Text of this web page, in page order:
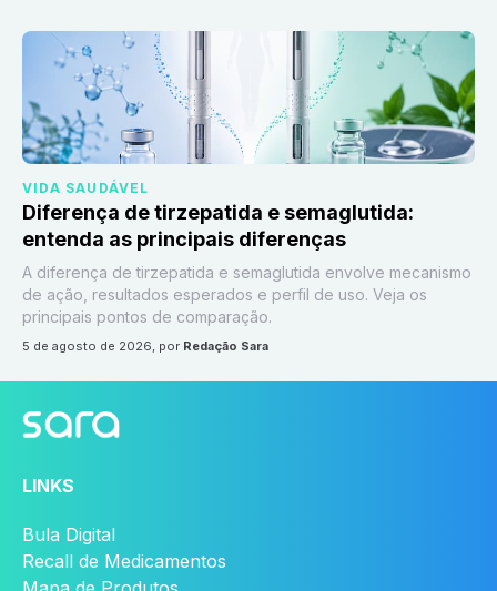
VIDA SAUDÁVEL
Diferença de tirzepatida e semaglutida:
entenda as principais diferenças
A diferença de tirzepatida e semaglutida envolve mecanismo
de ação, resultados esperados e perfil de uso. Veja os
principais pontos de comparação.
5 de agosto de 2026, por Redação Sara
LINKS
Bula Digital
Recall de Medicamentos